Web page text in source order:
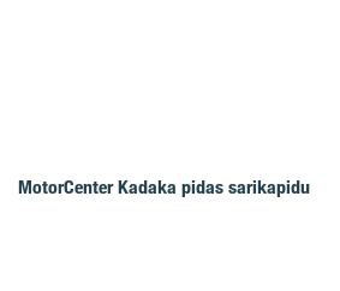
MotorCenter Kadaka pidas sarikapidu